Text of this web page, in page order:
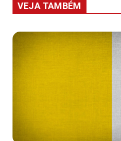
VEJA TAMBÉM